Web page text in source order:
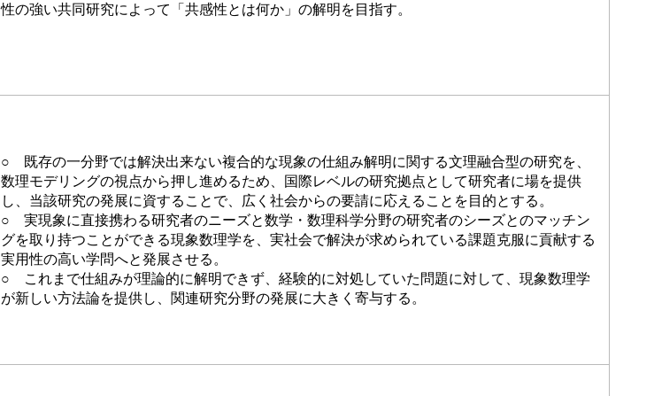
性の強い共同研究によって「共感性とは何か」の解明を目指す。
○ 既存の一分野では解決出来ない複合的な現象の仕組み解明に関する文理融合型の研究を、
数理モデリングの視点から押し進めるため、国際レベルの研究拠点として研究者に場を提供
し、当該研究の発展に資することで、広く社会からの要請に応えることを目的とする。
○ 実現象に直接携わる研究者のニーズと数学・数理科学分野の研究者のシーズとのマッチン
グを取り持つことができる現象数理学を、実社会で解決が求められている課題克服に貢献する
実用性の高い学問へと発展させる。
○ これまで仕組みが理論的に解明できず、経験的に対処していた問題に対して、現象数理学
が新しい方法論を提供し、関連研究分野の発展に大きく寄与する。